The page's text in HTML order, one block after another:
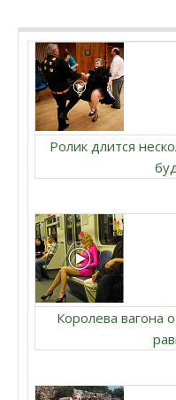
Ролик длится
Королева вагона